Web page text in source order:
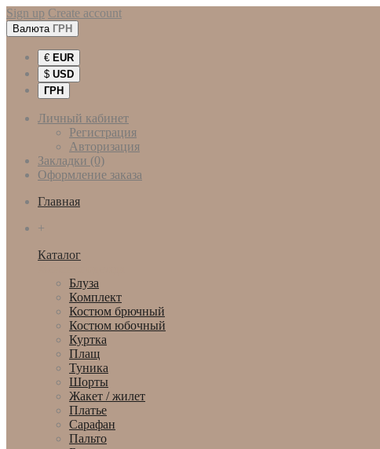
Sign up Create account
Валюта ГРН
€ EUR
$ USD
ГРН
Личный кабинет
Регистрация
Авторизация
Закладки (0)
Оформление заказа
Главная
+
Каталог
Блуза
Комплект
Костюм брючный
Костюм юбочный
Куртка
Плащ
Туника
Шорты
Жакет / жилет
Платье
Сарафан
Пальто